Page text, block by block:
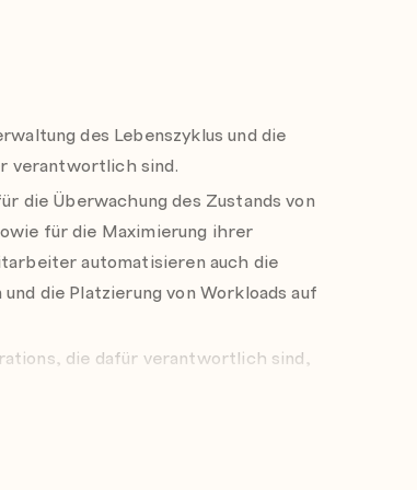
with Red Hat Advanced
environment by using RHACM
Cluster Management for
performance and
components.
by Using GitOps Practices and Red
environment by using RHACM
des Lebenszyklus und die
verantwortlich sind.
die Überwachung des Zustands von
für die Maximierung ihrer
automatisieren auch die
die Platzierung von Workloads auf
die dafür verantwortlich sind,